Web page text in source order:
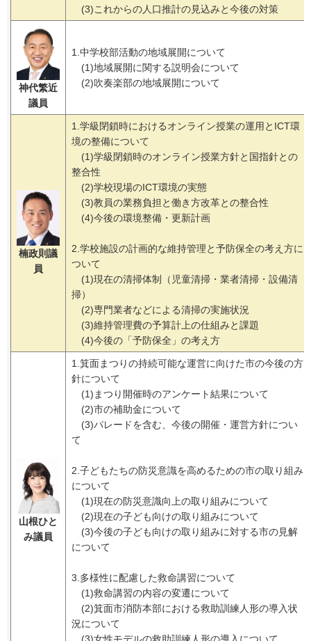
(3)これからの人口推計の見込みと今後の対策
神代繁近
議員
1.中学校部活動の地域展開について
(1)地域展開に関する説明会について
(2)吹奏楽部の地域展開について
楠政則議
員
1.学級閉鎖時におけるオンライン授業の運用とICT環
境の整備について
(1)学級閉鎖時のオンライン授業方針と国指針との
整合性
(2)学校現場のICT環境の実態
(3)教員の業務負担と働き方改革との整合性
(4)今後の環境整備・更新計画
2.学校施設の計画的な維持管理と予防保全の考え方に
ついて
(1)現在の清掃体制（児童清掃・業者清掃・設備清
掃）
(2)専門業者などによる清掃の実施状況
(3)維持管理費の予算計上の仕組みと課題
(4)今後の「予防保全」の考え方
山根ひと
み議員
1.箕面まつりの持続可能な運営に向けた市の今後の方
針について
(1)まつり開催時のアンケート結果について
(2)市の補助金について
(3)パレードを含む、今後の開催・運営方針につい
て
2.子どもたちの防災意識を高めるための市の取り組み
について
(1)現在の防災意識向上の取り組みについて
(2)現在の子ども向けの取り組みについて
(3)今後の子ども向けの取り組みに対する市の見解
について
3.多様性に配慮した救命講習について
(1)救命講習の内容の変遷について
(2)箕面市消防本部における救助訓練人形の導入状
況について